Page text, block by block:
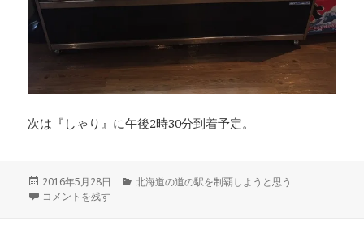
次は『しゃり』に午後2時30分到着予定。
投
稿
2016年5月28日
カ
北海道の道の駅を制覇しようと思う
道の駅うとろ・シリエトク に
コメントを残す